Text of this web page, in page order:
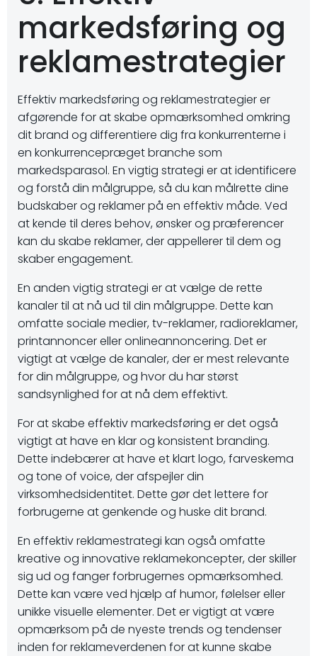
markedsføring og
reklamestrategier
Effektiv markedsføring og reklamestrategier er
afgørende for at skabe opmærksomhed omkring
dit brand og differentiere dig fra konkurrenterne i
en konkurrencepræget branche som
markedsparasol. En vigtig strategi er at identificere
og forstå din målgruppe, så du kan målrette dine
budskaber og reklamer på en effektiv måde. Ved
at kende til deres behov, ønsker og præferencer
kan du skabe reklamer, der appellerer til dem og
skaber engagement.
En anden vigtig strategi er at vælge de rette
kanaler til at nå ud til din målgruppe. Dette kan
omfatte sociale medier, tv-reklamer, radioreklamer,
printannoncer eller onlineannoncering. Det er
vigtigt at vælge de kanaler, der er mest relevante
for din målgruppe, og hvor du har størst
sandsynlighed for at nå dem effektivt.
For at skabe effektiv markedsføring er det også
vigtigt at have en klar og konsistent branding.
Dette indebærer at have et klart logo, farveskema
og tone of voice, der afspejler din
virksomhedsidentitet. Dette gør det lettere for
forbrugerne at genkende og huske dit brand.
En effektiv reklamestrategi kan også omfatte
kreative og innovative reklamekoncepter, der skiller
sig ud og fanger forbrugernes opmærksomhed.
Dette kan være ved hjælp af humor, følelser eller
unikke visuelle elementer. Det er vigtigt at være
opmærksom på de nyeste trends og tendenser
inden for reklameverdenen for at kunne skabe